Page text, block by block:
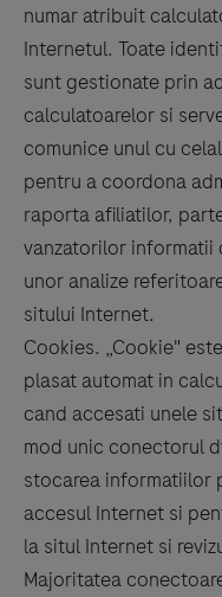
numar atribuit
Internetul. Toate
sunt gestionate prin
calculatoarelor si
comunice unul cu
pentru a coordona
raporta afiliatilor,
vanzatorilor informatii
unor analize
sitului Internet.
Cookies. „Cookie"
plasat automat in
cand accesati unele
mod unic conectorul
stocarea informatiilor
accesul Internet si
la situl Internet si
Majoritatea